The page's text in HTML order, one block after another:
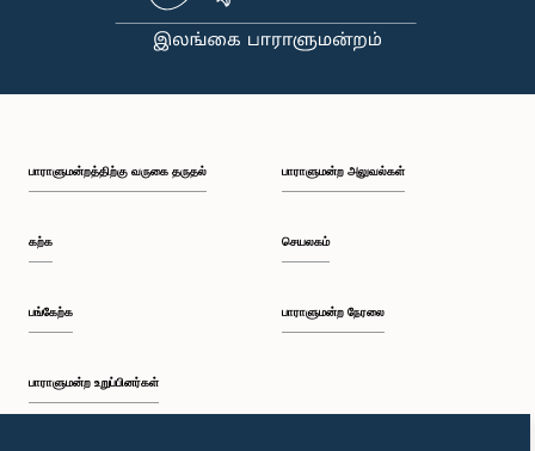
பாராளுமன்றத்திற்கு வருகை தருதல்
கற்க
பங்கேற்க
பாராளுமன்ற உறுப்பினர்கள்
பாராளுமன்ற அலுவல்கள்
செயலகம்
பாராளுமன்ற நேரலை